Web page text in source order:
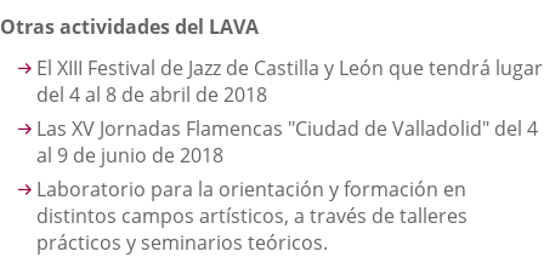
Otras actividades del LAVA
El XIII Festival de Jazz de Castilla y León que tendrá lugar
del 4 al 8 de abril de 2018
Las XV Jornadas Flamencas "Ciudad de Valladolid" del 4
al 9 de junio de 2018
Laboratorio para la orientación y formación en
distintos campos artísticos, a través de talleres
prácticos y seminarios teóricos.